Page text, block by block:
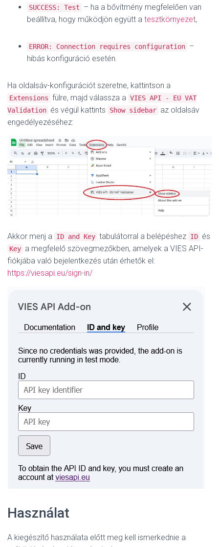
SUCCESS: Test
– ha a bővítmény megfelelően van
beállítva, hogy működjön együtt a tesztkörnyezet,
ERROR: Connection requires configuration –
hibás konfiguráció esetén.
Ha oldalsáv-konfigurációt szeretne, kattintson a
Extensions fülre, majd válassza a VIES API - EU VAT
Validation és végül kattints Show sidebar az oldalsáv
engedélyezéséhez:
Akkor menj a ID and Key tabulátorral a belépéshez ID és
Key a megfelelő szövegmezőkben, amelyek a VIES API-
fiókjába való bejelentkezés után érhetők el:
https://viesapi.eu/sign-in/
Használat
A kiegészítő használata előtt meg kell ismerkednie a